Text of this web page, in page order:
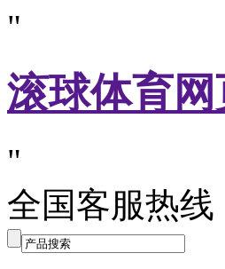
"
滚球体育网
"
全国客服热线